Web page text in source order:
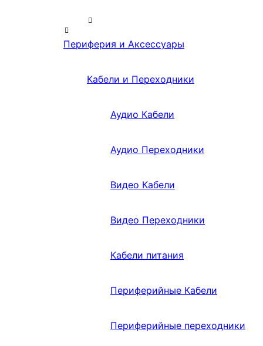
Периферия и Аксессуары
Кабели и Переходники
Аудио Кабели
Аудио Переходники
Видео Кабели
Видео Переходники
Кабели питания
Периферийные Кабели
Периферийные переходники